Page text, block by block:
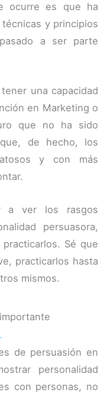
ocurre es que ha
y principios
a ser parte
una capacidad
en Marketing o
que no ha sido
de hecho, los
y con más
a ver los rasgos
persuasora,
Sé que
practicarlos hasta
mismos.
de persuasión en
personalidad
con personas, no